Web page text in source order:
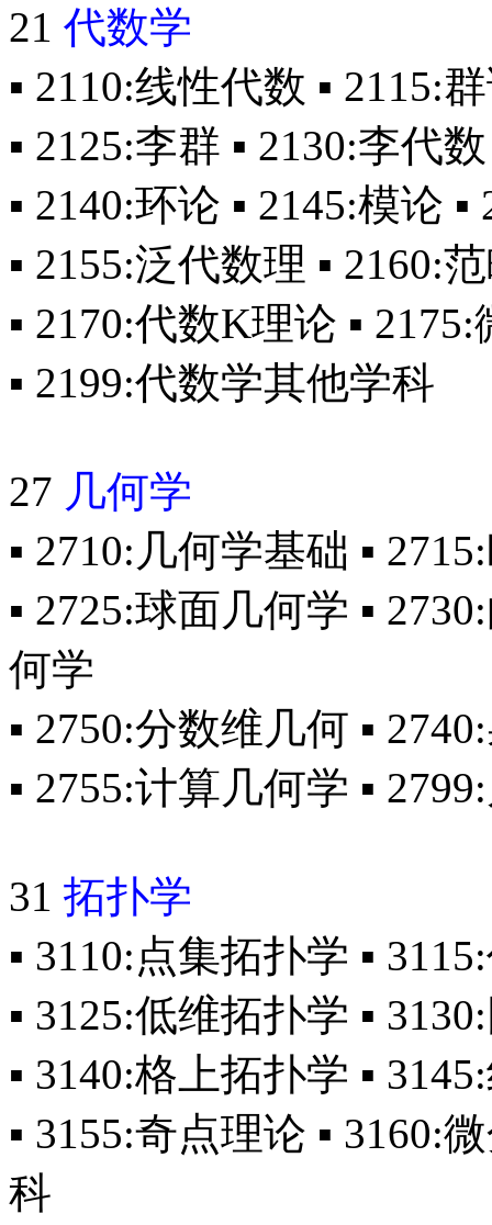
21 代数学
▪ 2110:线性代数 ▪ 2115:
▪ 2125:李群 ▪ 2130:李代
▪ 2140:环论 ▪ 2145:模论 ▪
▪ 2155:泛代数理 ▪ 2160:
▪ 2170:代数K理论 ▪
▪ 2199:代数学其他学科
27 几何学
▪ 2710:几何学基础 ▪
▪ 2725:球面几何学 ▪
何学
▪ 2750:分数维几何 ▪
▪ 2755:计算几何学 ▪
31 拓扑学
▪ 3110:点集拓扑学 ▪
▪ 3125:低维拓扑学 ▪
▪ 3140:格上拓扑学 ▪
▪ 3155:奇点理论 ▪ 3160:
科